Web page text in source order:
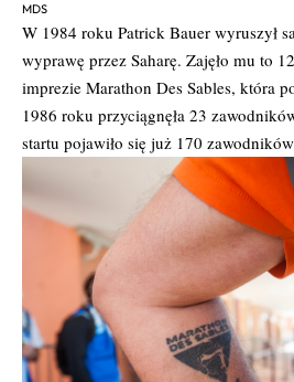
MDS
W 1984 roku Patrick Bauer wyruszył
wyprawę przez Saharę. Zajęło mu to
imprezie Marathon Des Sables, która
1986 roku przyciągnęła 23
startu pojawiło się już 170